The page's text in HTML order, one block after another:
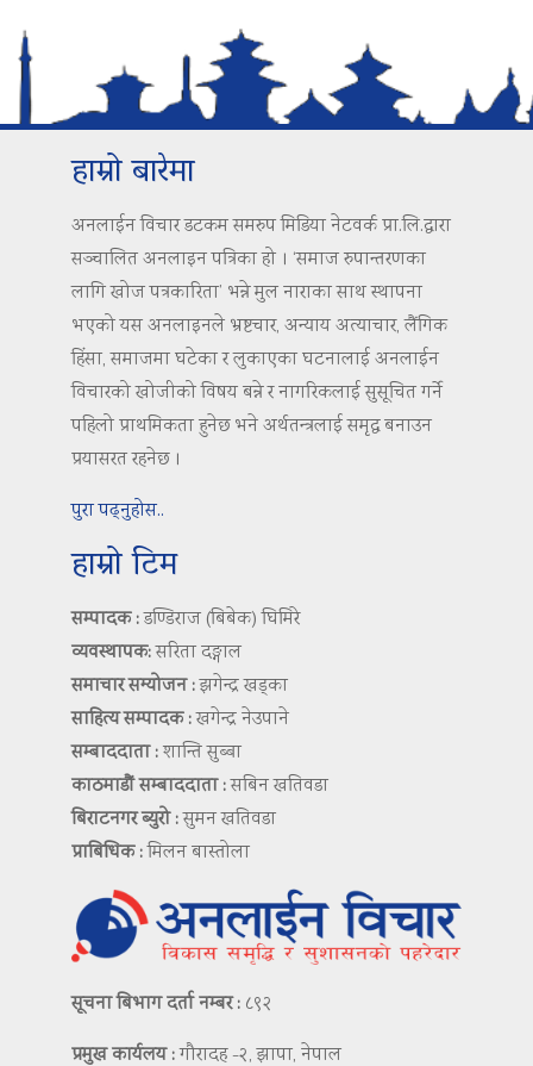
हाम्रो बारेमा
अनलाईन विचार डटकम समरुप मिडिया नेटवर्क प्रा.लि.द्वारा
सञ्चालित अनलाइन पत्रिका हो । ‘समाज रुपान्तरणका
लागि खोज पत्रकारिता’ भन्ने मुल नाराका साथ स्थापना
भएको यस अनलाइनले भ्रष्टचार, अन्याय अत्याचार, लैंगिक
हिंसा, समाजमा घटेका र लुकाएका घटनालाई अनलाईन
विचारको खोजीको विषय बन्ने र नागरिकलाई सुसूचित गर्ने
पहिलो प्राथमिकता हुनेछ भने अर्थतन्त्रलाई समृद्ध बनाउन
प्रयासरत रहनेछ ।
पुरा पढ्नुहोस..
हाम्रो टिम
सम्पादक :डण्डिराज (बिबेक) घिमिरे
व्यवस्थापक:सरिता दङ्गाल
समाचार सम्योजन :झगेन्द्र खड्का
साहित्य सम्पादक :खगेन्द्र नेउपाने
सम्बाददाता :शान्ति सुब्बा
काठमाडौं सम्बाददाता :सबिन खतिवडा
बिराटनगर ब्युरो :सुमन खतिवडा
प्राबिधिक :मिलन बास्तोला
सूचना बिभाग दर्ता नम्बर : ८९२
प्रमुख कार्यलय :गौरादह -२, झापा, नेपाल